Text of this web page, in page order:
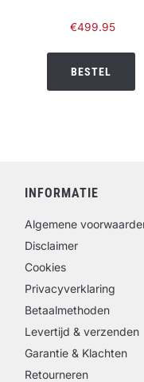
€499.95
BESTEL
INFORMATIE
Algemene
Disclaimer
Cookies
Privacyverklaring
Betaalmethoden
Levertijd & verzenden
Garantie & Klachten
Retourneren